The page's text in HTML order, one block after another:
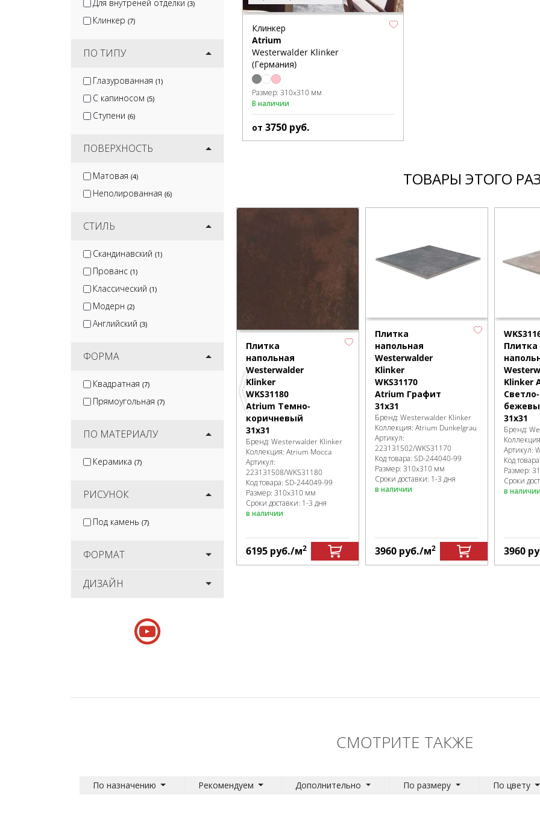
Для внутреней отделки (3)
Клинкер (7)
ПО ТИПУ
Глазурованная (1)
С капиносом (5)
Ступени (6)
ПОВЕРХНОСТЬ
Матовая (4)
Неполированная (6)
СТИЛЬ
Скандинавский (1)
Прованс (1)
Классический (1)
Модерн (2)
Английский (3)
ФОРМА
Квадратная (7)
Прямоугольная (7)
ПО МАТЕРИАЛУ
Керамика (7)
РИСУНОК
Под камень (7)
ФОРМАТ
ДИЗАЙН
Клинкер
Atrium
Westerwalder Klinker
(Германия)
Размер: 310x310 мм
В наличии
от 3750 руб.
ТОВАРЫ ЭТОГО
Плитка
напольная
Westerwalder
Klinker
WKS31180
Atrium Темно-
коричневый
31x31
Бренд: Westerwalder Klinker
Коллекция: Atrium Mocca
Артикул:
223131508/WKS31180
Код товара: SD-244049-99
Размер: 310x310 мм
Сроки доставки: 1-3 дня
в наличии
6195 руб./м2
Плитка
напольная
Westerwalder
Klinker
WKS31170
Atrium Графит
31x31
Бренд: Westerwalder Klinker
Коллекция: Atrium Dunkelgrau
Артикул:
223131502/WKS31170
Код товара: SD-244040-99
Размер: 310x310 мм
Сроки доставки: 1-3 дня
в наличии
3960 руб./м2
Плитка
Klinker
Светло-
31x31
Бренд:
Артикул:
Код товара:
Размер:
Сроки
в наличии
3960
СМОТРИТЕ ТАКЖЕ
По назначению Рекомендуем Дополнительно По размеру По цвету